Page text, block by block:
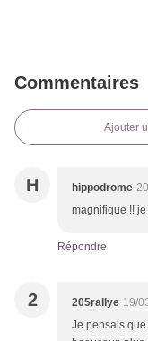
Commentaires
Ajouter
H hippodrome
magnifique !!
Répondre
2 205rallye 19/
Je pensais